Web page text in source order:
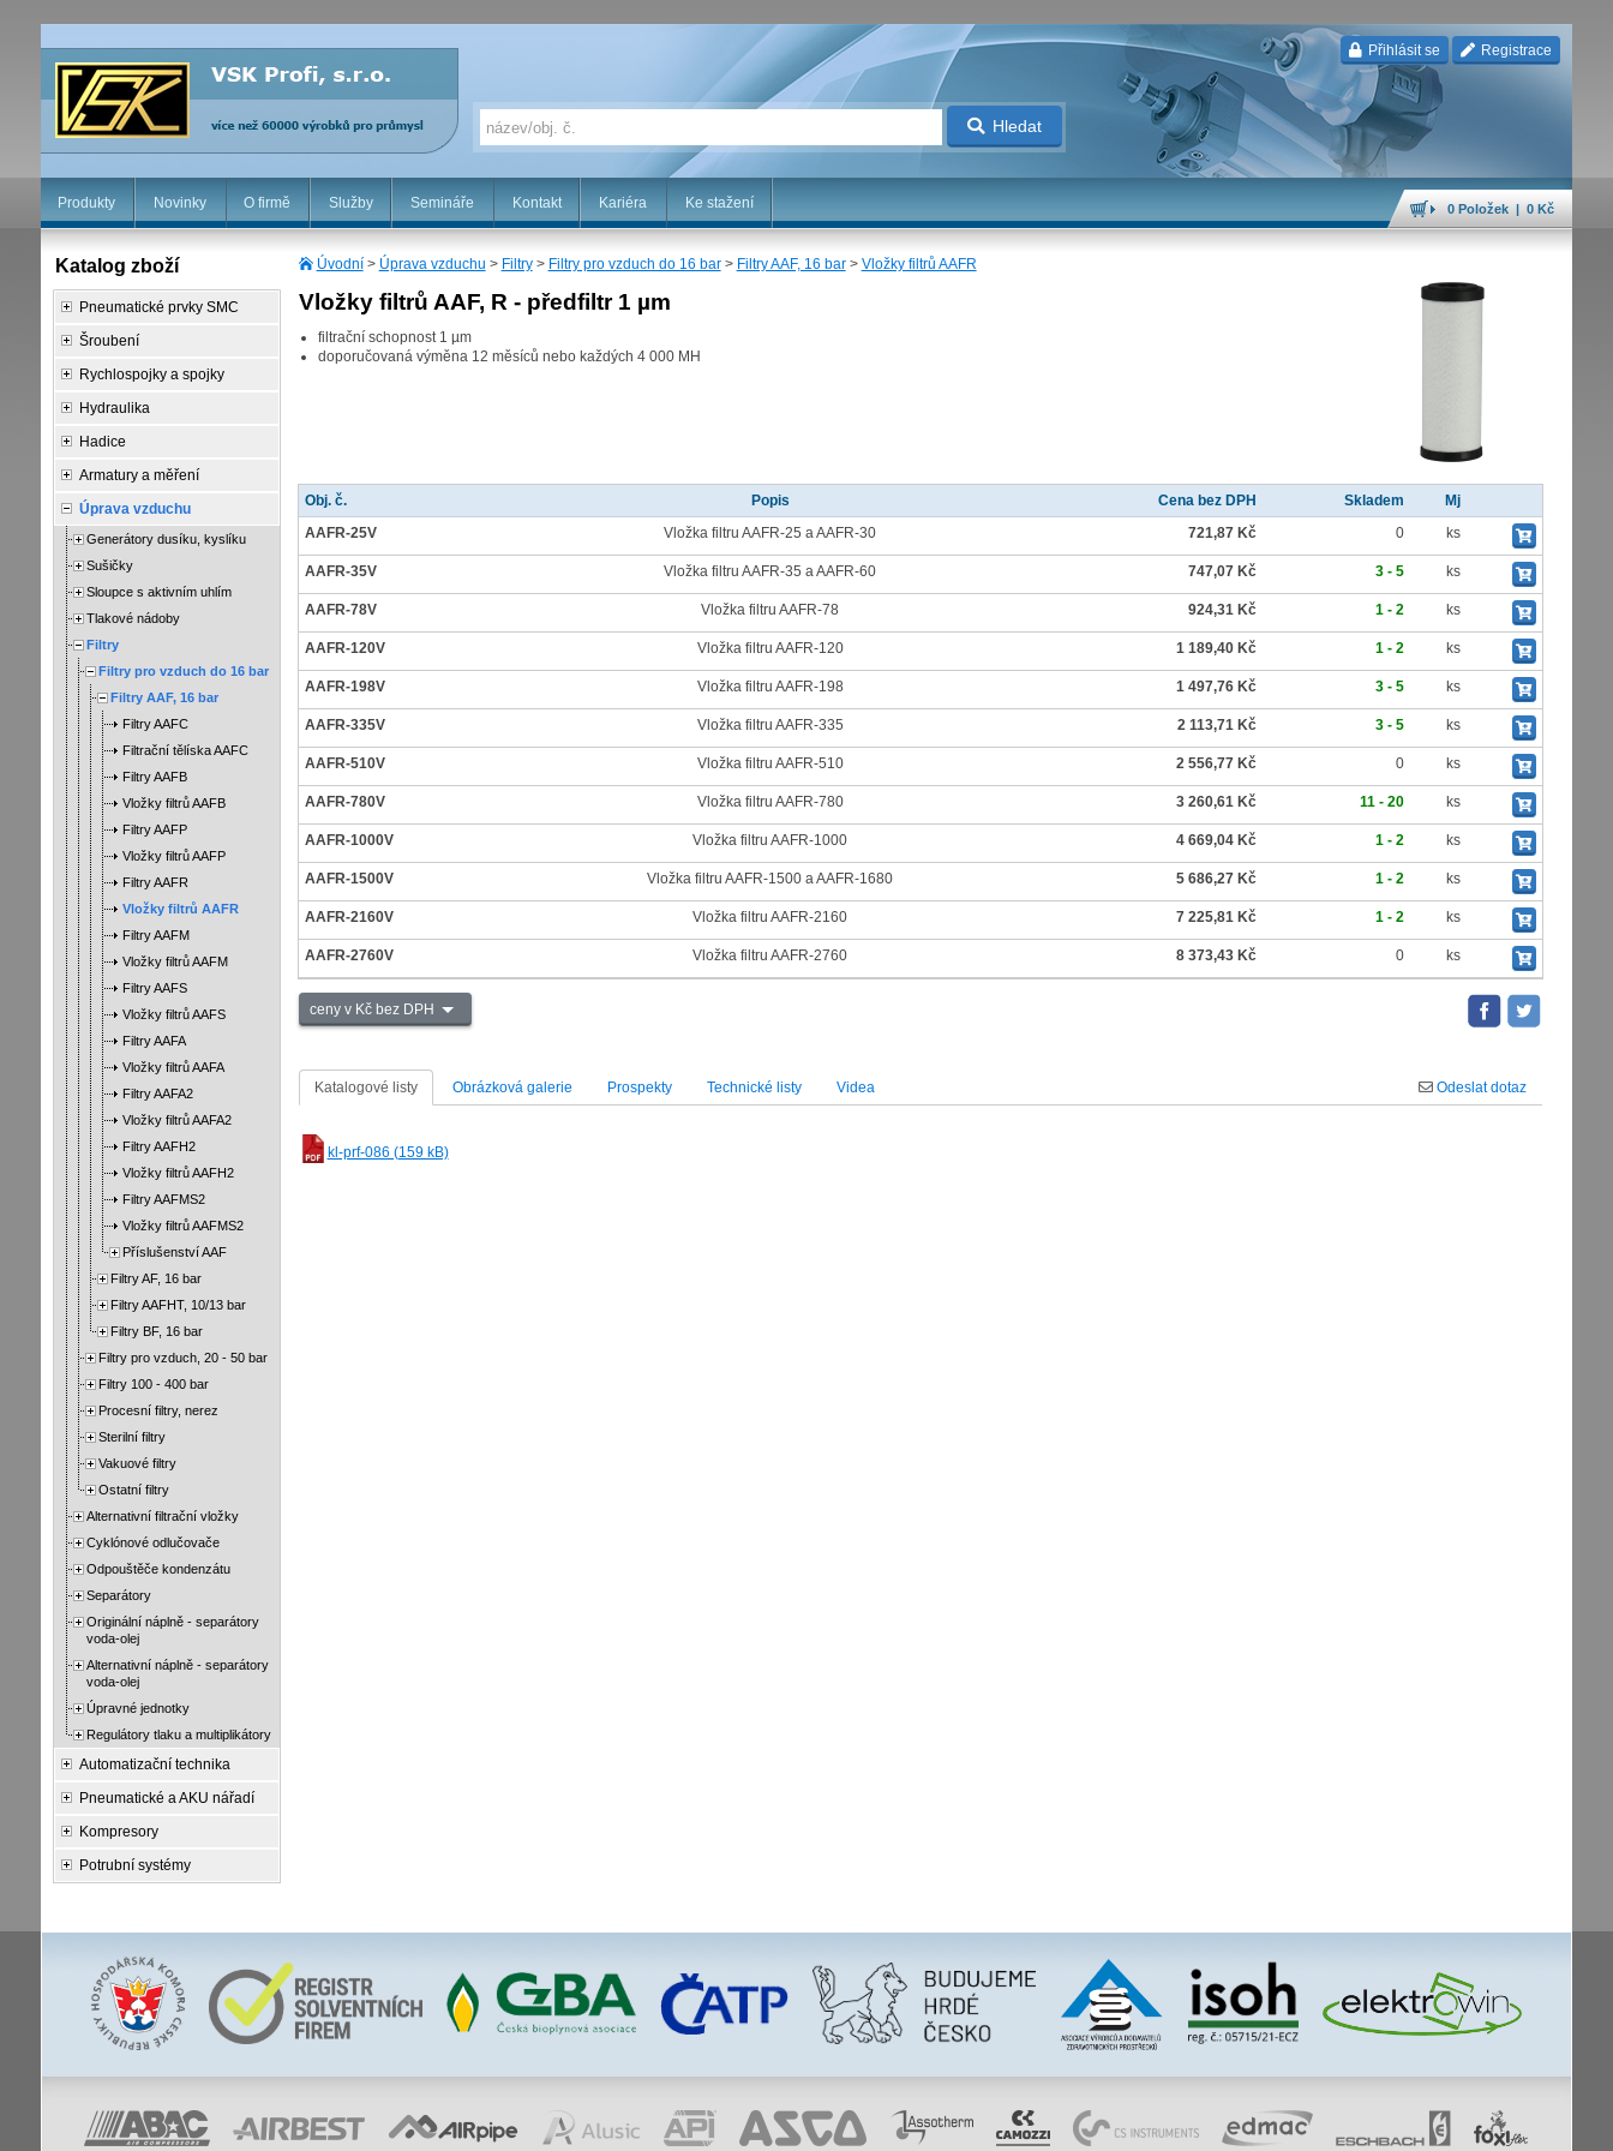
Přihlásit se Registrace
Hledat
Produkty Novinky O firmě Služby Semináře Kontakt Kariéra Ke stažení 0 Položek | 0 Kč
Úvodní> Úprava vzduchu > Filtry> Filtry pro vzduch do 16 bar> Filtry AAF, 16 bar> Vložky filtrů AAFR
Vložky filtrů AAF, R - předfiltr 1 µm
filtrační schopnost 1 µm
doporučovaná výměna 12 měsíců nebo každých 4 000 MH
Obj. č. Popis Cena bez DPH Skladem
Mj
AAFR-25V
Vložka filtru AAFR-25 a AAFR-30 721,87 Kč 0 ks
AAFR-35V Vložka filtru AAFR-35 a AAFR-60 747,07 Kč 3 - 5 ks
AAFR-78V Vložka filtru AAFR-78 924,31 Kč 1 - 2 ks
AAFR-120V Vložka filtru AAFR-120 1 189,40 Kč 1 - 2 ks
AAFR-198V Vložka filtru AAFR-198 1 497,76 Kč 3 - 5 ks
AAFR-335V Vložka filtru AAFR-335 2 113,71 Kč 3 - 5 ks
AAFR-510V Vložka filtru AAFR-510 2 556,77 Kč 0 ks
AAFR-780V Vložka filtru AAFR-780 3 260,61 Kč 11 - 20 ks
AAFR-1000V Vložka filtru AAFR-1000 4 669,04 Kč 1 - 2 ks
AAFR-1500V Vložka filtru AAFR-1500 a AAFR-1680 5 686,27 Kč 1 - 2 ks
AAFR-2160V Vložka filtru AAFR-2160 7 225,81 Kč 1 - 2 ks
AAFR-2760V Vložka filtru AAFR-2760 8 373,43 Kč 0 ks
ceny v Kč bez DPH
Katalogové listy Obrázková galerie Prospekty Technické listy Videa Odeslat dotaz
kl-prf-086 (159 kB)
Katalog zboží
Pneumatické prvky SMC
Šroubení
Rychlospojky a spojky
Hydraulika
Hadice
Armatury a měření
Úprava vzduchu
Generátory dusíku, kyslíku
Sušičky
Sloupce s aktivním uhlím
Tlakové nádoby
Filtry
Filtry pro vzduch do 16 bar
Filtry AAF, 16 bar
Filtry AAFC
Filtrační tělíska AAFC
Filtry AAFB
Vložky filtrů AAFB
Filtry AAFP
Vložky filtrů AAFP
Filtry AAFR
Vložky filtrů AAFR
Filtry AAFM
Vložky filtrů AAFM
Filtry AAFS
Vložky filtrů AAFS
Filtry AAFA
Vložky filtrů AAFA
Filtry AAFA2
Vložky filtrů AAFA2
Filtry AAFH2
Vložky filtrů AAFH2
Filtry AAFMS2
Vložky filtrů AAFMS2
Příslušenství AAF
Filtry AF, 16 bar
Filtry AAFHT, 10/13 bar
Filtry BF, 16 bar
Filtry pro vzduch, 20 - 50 bar
Filtry 100 - 400 bar
Procesní filtry, nerez
Sterilní filtry
Vakuové filtry
Ostatní filtry
Alternativní filtrační vložky
Cyklónové odlučovače
Odpouštěče kondenzátu
Separátory
Originální náplně - separátory
voda-olej
Alternativní náplně - separátory
voda-olej
Úpravné jednotky
Regulátory tlaku a multiplikátory
Automatizační technika
Pneumatické a AKU nářadí
Kompresory
Potrubní systémy